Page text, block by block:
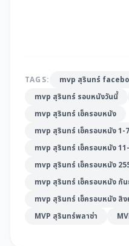
TAGS: mvp สุรินทร์
mvp สุรินทร์ รอบหนังวันนี้
mvp สุรินทร์ เช็ครอบหนัง
mvp สุรินทร์ เช็ครอบหนัง 1-
mvp สุรินทร์ เช็ครอบหนัง
mvp สุรินทร์ เช็ครอบหนัง
mvp สุรินทร์ เช็ครอบหนัง กั
mvp สุรินทร์ เช็ครอบหนัง สิ
MVP สุรินทร์พลาซ่า